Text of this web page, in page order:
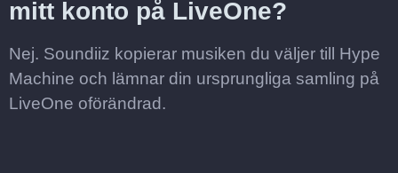
mitt konto på LiveOne?
Nej. Soundiiz kopierar musiken du väljer till Hype
Machine och lämnar din ursprungliga samling på
LiveOne oförändrad.